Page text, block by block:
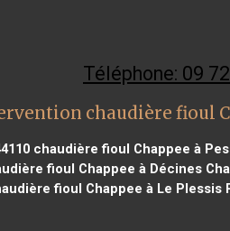
Téléphone: 09
chaudière fioul
chaudière fioul Chappee à
fioul Chappee à Décines
fioul Chappee à Le Plessis